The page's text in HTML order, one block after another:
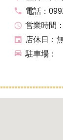
電話：
営業時間
店休日：
駐車場：